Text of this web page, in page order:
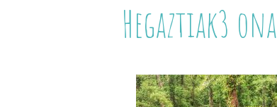
Hegaztiak3 ona